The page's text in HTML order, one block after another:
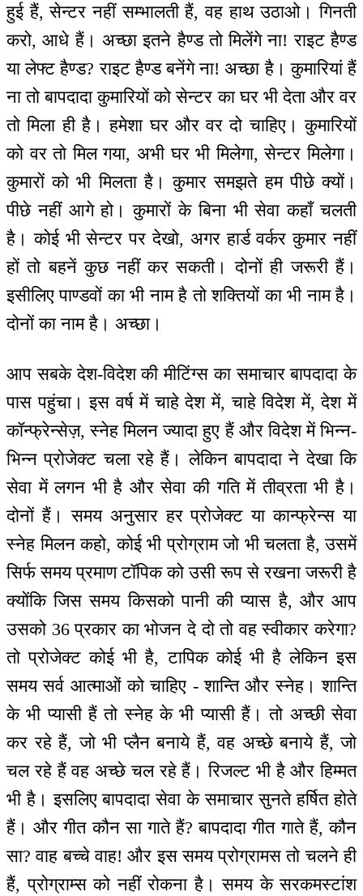
हुई हैं, सेन्टर नहीं सम्भालती हैं, वह हाथ उठाओ। गिनती
करो, आधे हैं। अच्छा इतने हैण्ड तो मिलेंगे ना! राइट हैण्ड
या लेफ्ट हैण्ड? राइट हैण्ड बनेंगे ना! अच्छा है। कुमारियां हैं
ना तो बापदादा कुमारियों को सेन्टर का घर भी देता और वर
तो मिला ही है। हमेशा घर और वर दो चाहिए। कुमारियों
को वर तो मिल गया, अभी घर भी मिलेगा, सेन्टर मिलेगा।
कुमारों को भी मिलता है। कुमार समझते हम पीछे क्यों।
पीछे नहीं आगे हो। कुमारों के बिना भी सेवा कहाँ चलती
है। कोई भी सेन्टर पर देखो, अगर हार्ड वर्कर कुमार नहीं
हों तो बहनें कुछ नहीं कर सकती। दोनों ही जरूरी हैं।
इसीलिए पाण्डवों का भी नाम है तो शक्तियों का भी नाम है।
दोनों का नाम है। अच्छा।
आप सबके देश-विदेश की मीटिंग्स का समाचार बापदादा के
पास पहुंचा। इस वर्ष में चाहे देश में, चाहे विदेश में, देश में
कॉन्फ्रेन्सेज़, स्नेह मिलन ज्यादा हुए हैं और विदेश में भिन्न-
भिन्न प्रोजेक्ट चला रहे हैं। लेकिन बापदादा ने देखा कि
सेवा में लगन भी है और सेवा की गति में तीव्रता भी है।
दोनों हैं। समय अनुसार हर प्रोजेक्ट या कान्फ्रेन्स या
स्नेह मिलन कहो, कोई भी प्रोग्राम जो भी चलता है, उसमें
सिर्फ समय प्रमाण टॉपिक को उसी रूप से रखना जरूरी है
क्योंकि जिस समय किसको पानी की प्यास है, और आप
उसको 36 प्रकार का भोजन दे दो तो वह स्वीकार करेगा?
तो प्रोजेक्ट कोई भी है, टापिक कोई भी है लेकिन इस
समय सर्व आत्माओं को चाहिए - शान्ति और स्नेह। शान्ति
के भी प्यासी हैं तो स्नेह के भी प्यासी हैं। तो अच्छी सेवा
कर रहे हैं, जो भी प्लैन बनाये हैं, वह अच्छे बनाये हैं, जो
चल रहे हैं वह अच्छे चल रहे हैं। रिजल्ट भी है और हिम्मत
भी है। इसलिए बापदादा सेवा के समाचार सुनते हर्षित होते
हैं। और गीत कौन सा गाते हैं? बापदादा गीत गाते हैं, कौन
सा? वाह बच्चे वाह! और इस समय प्रोग्रामस तो चलने ही
हैं, प्रोग्राम्स को नहीं रोकना है। समय के सरकमस्टांश